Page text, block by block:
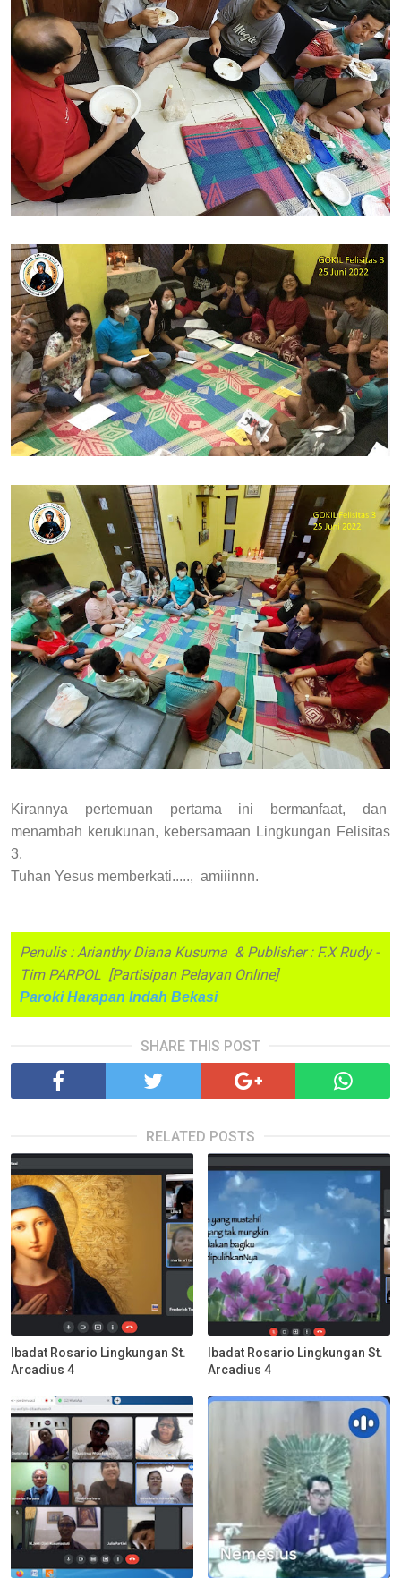
Kirannya pertemuan pertama ini bermanfaat, dan
menambah kerukunan, kebersamaan Lingkungan Felisitas
3.
Tuhan Yesus memberkati....., amiiinnn.
Penulis : Arianthy Diana Kusuma & Publisher : F.X Rudy -
Tim PARPOL [Partisipan Pelayan Online]
Paroki Harapan Indah Bekasi
SHARE THIS POST
RELATED POSTS
Ibadat Rosario Lingkungan St.
Arcadius 4
Ibadat Rosario Lingkungan St.
Arcadius 4